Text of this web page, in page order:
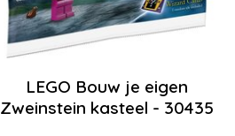
LEGO Bouw je eigen
Zweinstein kasteel - 30435